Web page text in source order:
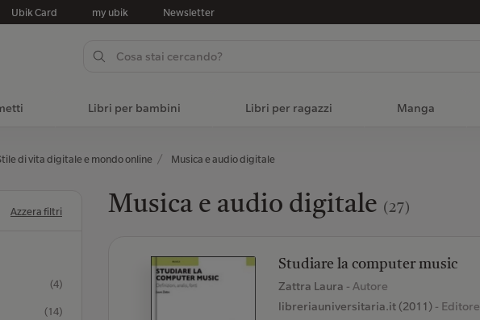
Ubik Card my ubik Newsletter
Libri per bambini Libri per ragazzi Manga
di vita digitale e mondo online Musica e audio digitale
Azzera filtri
(4)
(14)
Musica e audio digitale (27)
Studiare la computer music
Zattra Laura - Autore
libreriauniversitaria.it (2011)- Editore